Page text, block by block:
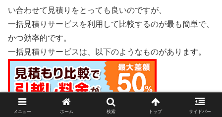
い合わせて見積りをとっても良いのですが、
一括見積りサービスを利用して比較するのが最も簡単で、
かつ効率的です。
一括見積りサービスは、以下のようなものがあります。
メニュー ホーム 検索 トップ サイドバー